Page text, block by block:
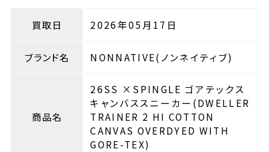
買取日 2026年05月17日
ブランド名 NONNATIVE(ノンネイティブ)
商品名
26SS ×SPINGLE ゴアテックス
キャンバススニーカー(DWELLER
TRAINER 2 HI COTTON
CANVAS OVERDYED WITH
GORE-TEX)